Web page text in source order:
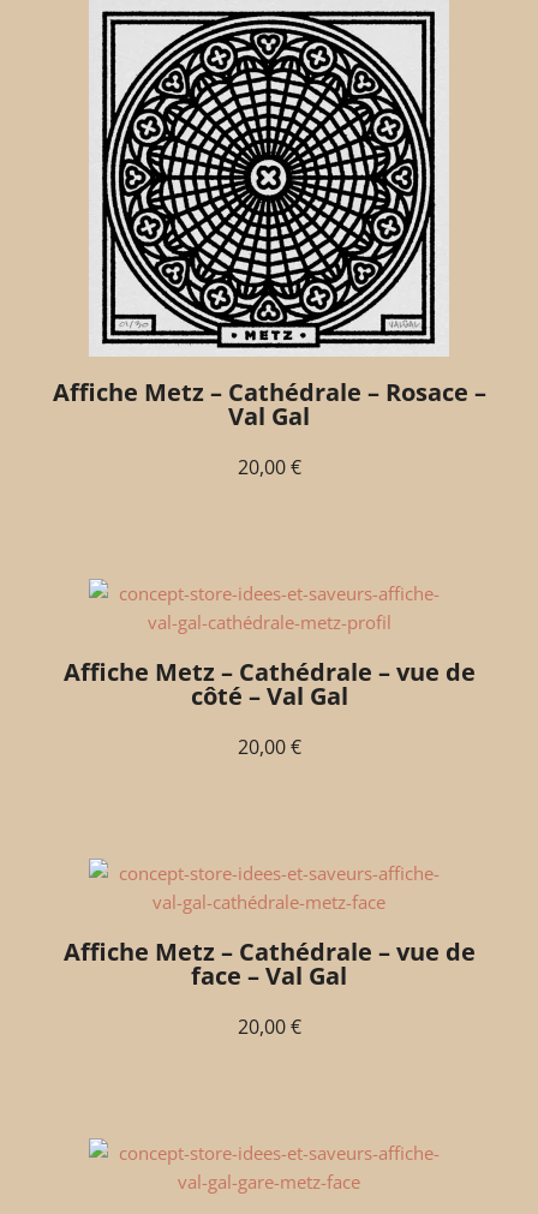
Affiche Metz – Cathédrale – Rosace –
Val Gal
20,00€
Affiche Metz – Cathédrale – vue de
côté – Val Gal
20,00€
Affiche Metz – Cathédrale – vue de
face – Val Gal
20,00€